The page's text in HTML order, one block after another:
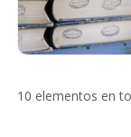
10 elementos en